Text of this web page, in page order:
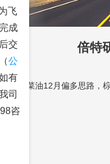
倍特
：豆、菜油12月偏多思路，
飞
成
交
公
有
司
咨